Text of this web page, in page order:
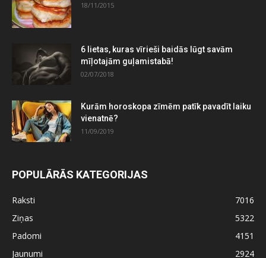
18/11/2015
6 lietas, kuras vīrieši baidās lūgt savām
mīļotajām guļamistabā!
02/07/2018
Kurām horoskopa zīmēm patīk pavadīt laiku
vienatnē?
11/09/2019
POPULĀRĀS KATEGORIJAS
Raksti
7016
Ziņas
5322
Padomi
4151
Jaunumi
2924